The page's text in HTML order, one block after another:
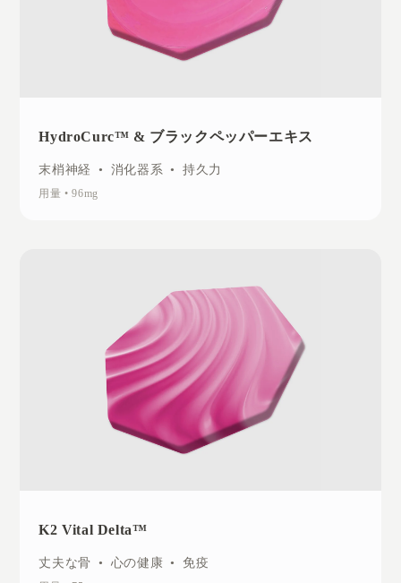
HydroCurc™ & ブラックペッパーエキス
末梢神経 • 消化器系 • 持久力
用量 •96mg
K2 Vital Delta™
丈夫な骨 • 心の健康 • 免疫